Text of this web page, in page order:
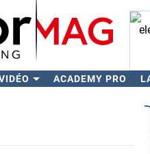
ACADEMY PRO